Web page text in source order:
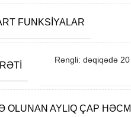
FUNKSIYALAR
Rəngli: dəqiqədə
OLUNAN AYLIQ ÇAP